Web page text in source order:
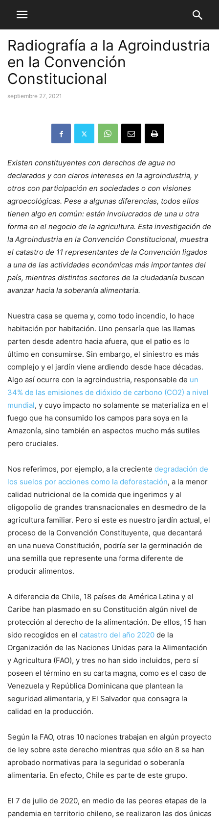
Radiografía a la Agroindustria
en la Convención
Constitucional
septiembre 27, 2021
Existen constituyentes con derechos de agua no
declarados y con claros intereses en la agroindustria, y
otros con participación en sociedades o con visiones
agroecológicas. Pese a algunas diferencias, todos ellos
tienen algo en común: están involucrados de una u otra
forma en el negocio de la agricultura. Esta investigación de
la Agroindustria en la Convención Constitucional, muestra
el catastro de 11 representantes de la Convención ligados
a una de las actividades económicas más importantes del
país, mientras distintos sectores de la ciudadanía buscan
avanzar hacia la soberanía alimentaria.
Nuestra casa se quema y, como todo incendio, lo hace
habitación por habitación. Uno pensaría que las llamas
parten desde adentro hacia afuera, que el patio es lo
último en consumirse. Sin embargo, el siniestro es más
complejo y el jardín viene ardiendo desde hace décadas.
Algo así ocurre con la agroindustria, responsable de un
34% de las emisiones de dióxido de carbono (CO2) a nivel
mundial, y cuyo impacto no solamente se materializa en el
fuego que ha consumido los campos para soya en la
Amazonía, sino también en aspectos mucho más sutiles
pero cruciales.
Nos referimos, por ejemplo, a la creciente degradación de
los suelos por acciones como la deforestación, a la menor
calidad nutricional de la comida que ingerimos y al
oligopolio de grandes transnacionales en desmedro de la
agricultura familiar. Pero si este es nuestro jardín actual, el
proceso de la Convención Constituyente, que decantará
en una nueva Constitución, podría ser la germinación de
una semilla que represente una forma diferente de
producir alimentos.
A diferencia de Chile, 18 países de América Latina y el
Caribe han plasmado en su Constitución algún nivel de
protección al derecho de la alimentación. De ellos, 15 han
sido recogidos en el catastro del año 2020 de la
Organización de las Naciones Unidas para la Alimentación
y Agricultura (FAO), y tres no han sido incluidos, pero sí
poseen el término en su carta magna, como es el caso de
Venezuela y República Dominicana que plantean la
seguridad alimentaria, y El Salvador que consagra la
calidad en la producción.
Según la FAO, otras 10 naciones trabajan en algún proyecto
de ley sobre este derecho mientras que sólo en 8 se han
aprobado normativas para la seguridad o soberanía
alimentaria. En efecto, Chile es parte de este grupo.
El 7 de julio de 2020, en medio de las peores etapas de la
pandemia en territorio chileno, se realizaron las dos únicas